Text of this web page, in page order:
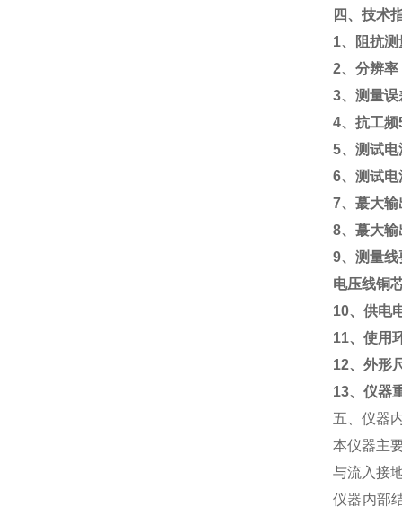
四、技术
1、阻抗
2、分辨
3、测量
4、抗工
5、测试
6、测试
7、蕞大
8、蕞大
9、测量
电压线铜
10、供电
11、使用
12、外形
13、仪器
五、仪器
本仪器主
与流入接
仪器内部